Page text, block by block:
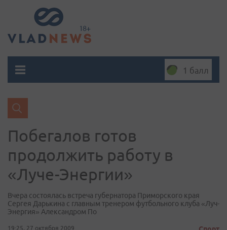
1 балл
Побегалов готов
продолжить работу в
«Луче-Энергии»
Вчера состоялась встреча губернатора Приморского края
Сергея Дарькина с главным тренером футбольного клуба «Луч-
Энергия» Александром По
19:25, 27 октября 2009